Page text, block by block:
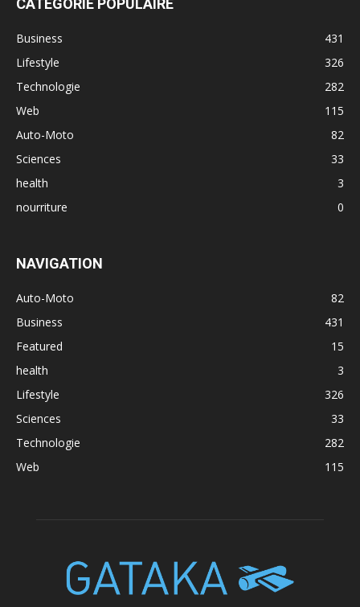
CATÉGORIE POPULAIRE
Business
431
Lifestyle
326
Technologie
282
Web
115
Auto-Moto
82
Sciences
33
health
3
nourriture
0
NAVIGATION
Auto-Moto
82
Business
431
Featured
15
health
3
Lifestyle
326
Sciences
33
Technologie
282
Web
115